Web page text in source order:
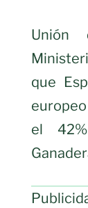
Unión
que
el